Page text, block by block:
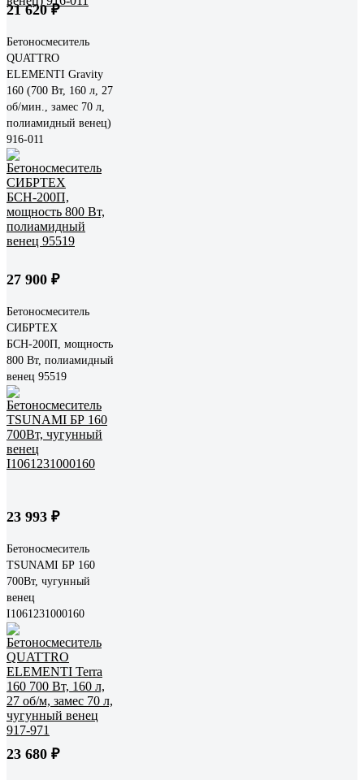
21 620 ₽
Бетоносмеситель
QUATTRO
ELEMENTI Gravity
160 (700 Вт, 160 л, 27
об/мин., замес 70 л,
полиамидный венец)
916-011
27 900 ₽
Бетоносмеситель
СИБРТЕХ
БСН-200П, мощность
800 Вт, полиамидный
венец 95519
23 993 ₽
Бетоносмеситель
TSUNAMI БР 160
700Вт, чугунный
венец
I1061231000160
23 680 ₽